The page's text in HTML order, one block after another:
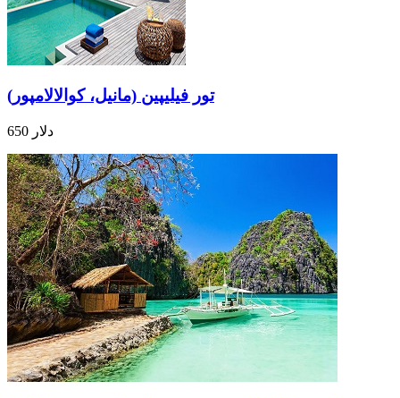
تور فیلیپین (مانیل، کوالالامپور)
650 دلار